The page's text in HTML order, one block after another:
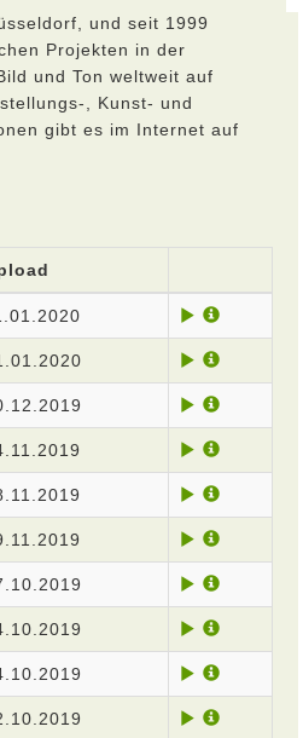
und seit 1999
Projekten in der
und Ton weltweit auf
, Kunst- und
gibt es im Internet auf